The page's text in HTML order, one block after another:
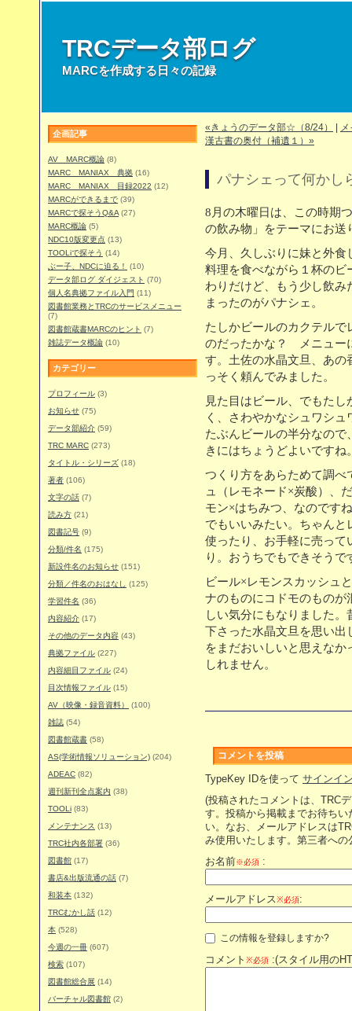
TRCデータ部ログ
MARCを作成する日々の記録
企画記事
AV MARC概論 (8)
MARC MANIAX 典拠 (16)
MARC MANIAX 目録2022 (12)
MARCができるまで (39)
MARCで探そうQ&A (27)
MARC概論 (5)
NDC10版変更点 (13)
TOOLiで探そう (14)
ぶー子、NDCに迫る！
(10)
データ部ログ ダイジェスト (70)
個人名典拠ファイル入門 (11)
図書館業務とTRCのサービスメニュー
(7)
図書館蔵書MARCのヒント (7)
雑誌データ概論 (10)
カテゴリー
プロフィール (3)
お知らせ (75)
データ部紹介 (59)
TRC MARC (273)
タイトル・シリーズ (18)
著者 (106)
文字の話 (7)
読み方 (21)
図書記号 (9)
分類/件名 (175)
新設件名のお知らせ (151)
分類／件名のおはなし
(125)
学習件名 (36)
内容紹介 (17)
その他のデータ内容 (43)
典拠ファイル (227)
内容細目ファイル (24)
目次情報ファイル (15)
AV（映像・録音資料）
(100)
雑誌 (54)
図書館蔵書 (58)
AS(学術情報ソリューション) (204)
ADEAC (82)
週刊新刊全点案内 (38)
TOOLi (83)
メンテナンス (13)
TRC社内各部署 (36)
図書館 (17)
書店&出版流通の話 (7)
和装本 (132)
TRCむかし話 (12)
本 (528)
今週の一冊 (607)
検索 (107)
図書館総合展 (14)
バーチャル図書館 (2)
«きょうのデータ部☆（8/24）
漢古書の奥付（補遺１）»
パナシェって何かし
8月の木曜日は、この時期
の飲み物」をテーマにお送
今月、久しぶりに妹と外食
料理を食べながら１杯のビ
わりだけど、もう少し飲
まったのがパナシェ。
たしかビールのカクテル
のだったかな？ メニュー
す。土佐の水晶文旦、あの
っそく頼んでみました。
見た目はビール、でもた
く、さわやかなシュワシ
たぶんビールの半分なの
きにはちょうどよいですね
つくり方をあらためて調べ
ュ（レモネード×炭酸）、
モン×はちみつ、なのです
でもいいみたい。ちゃん
使ったり、お手軽に売って
り。おうちでもできそうで
ビール×レモンスカッシュ
ナのものにコドモのものが
しい気分にもなりました
下さった水晶文旦を思い出
をまだおいしいと思えな
しれません。
コメントを投稿
TypeKey IDを使って サインイ
(投稿されたコメントは、TRC
す。投稿から掲載までお待ち
い。なお、メールアドレスは
み使用いたします。第三者へ
お名前※必須 :
メールアドレス※必須:
この情報を登録しますか?
コメント ※必須 :(スタイル用の